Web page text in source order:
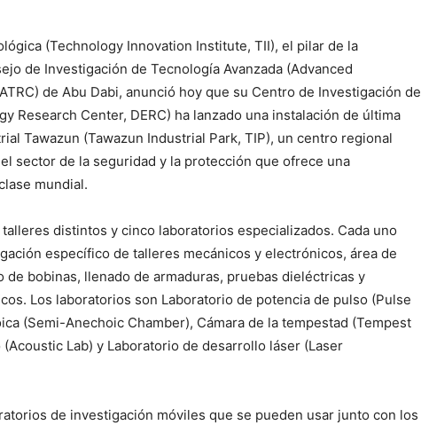
(Technology Innovation Institute, TII), el pilar de la
de Investigación de Tecnología Avanzada (Advanced
de Abu Dabi, anunció hoy que su Centro de Investigación de
Research Center, DERC) ha lanzado una instalación de última
Tawazun (Tawazun Industrial Park, TIP), un centro regional
sector de la seguridad y la protección que ofrece una
mundial.
distintos y cinco laboratorios especializados. Cada uno
específico de talleres mecánicos y electrónicos, área de
de bobinas, llenado de armaduras, pruebas dieléctricas y
Los laboratorios son Laboratorio de potencia de pulso (Pulse
(Semi-Anechoic Chamber), Cámara de la tempestad (Tempest
Lab) y Laboratorio de desarrollo láser (Laser
de investigación móviles que se pueden usar junto con los